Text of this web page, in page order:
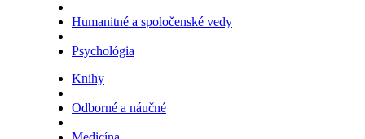
Humanitné a spoločenské vedy
Psychológia
Knihy
Odborné a náučné